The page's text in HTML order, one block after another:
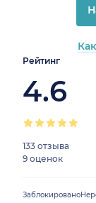
Рейтинг
4.6
133 отзыва
9 оценок
Заблокировано
0%
0%
progress: